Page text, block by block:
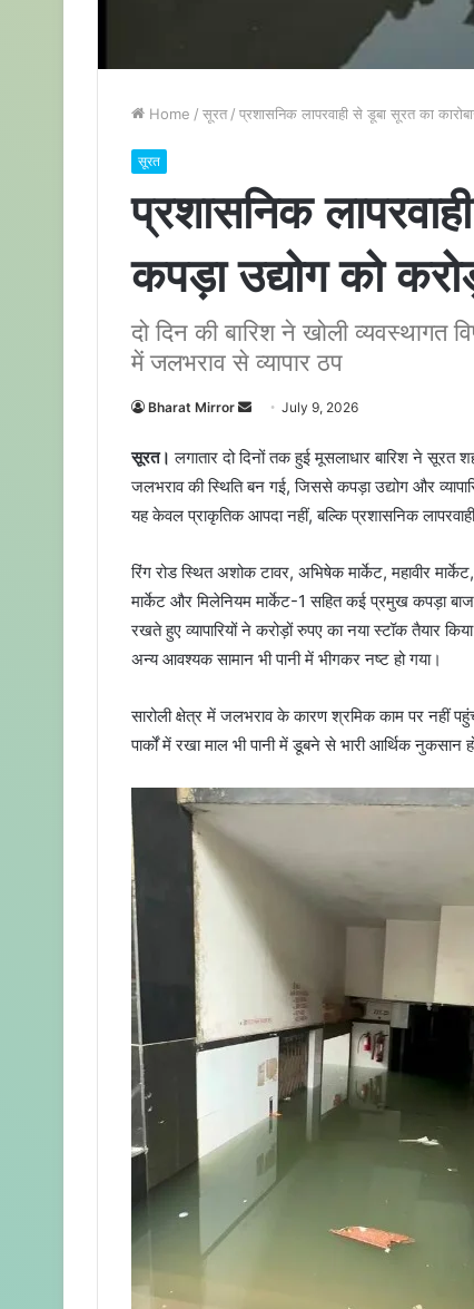
Home / सूरत / प्रशासनिक लापरवाही से डूबा सूरत का
सूरत
प्रशासनिक
कपड़ा उद्योग को
दो दिन की बारिश ने खोली व्यवस्थागत
में जलभराव से व्यापार ठप
Bharat Mirror
n
d
a
e
m
a
July 9, 2026
सूरत। लगातार दो दिनों तक हुई मूसलाधार बारिश ने सूरत
जलभराव की स्थिति बन गई, जिससे कपड़ा उद्योग और
यह केवल प्राकृतिक आपदा नहीं, बल्कि प्रशासनिक
रिंग रोड स्थित अशोक टावर, अभिषेक मार्केट, महावीर
मार्केट और मिलेनियम मार्केट-1 सहित कई प्रमुख कपड़ा
रखते हुए व्यापारियों ने करोड़ों रुपए का नया स्टॉक तैयार
अन्य आवश्यक सामान भी पानी में भीगकर नष्ट हो गया।
सारोली क्षेत्र में जलभराव के कारण श्रमिक काम पर नहीं
पार्कों में रखा माल भी पानी में डूबने से भारी आर्थिक नुकसान